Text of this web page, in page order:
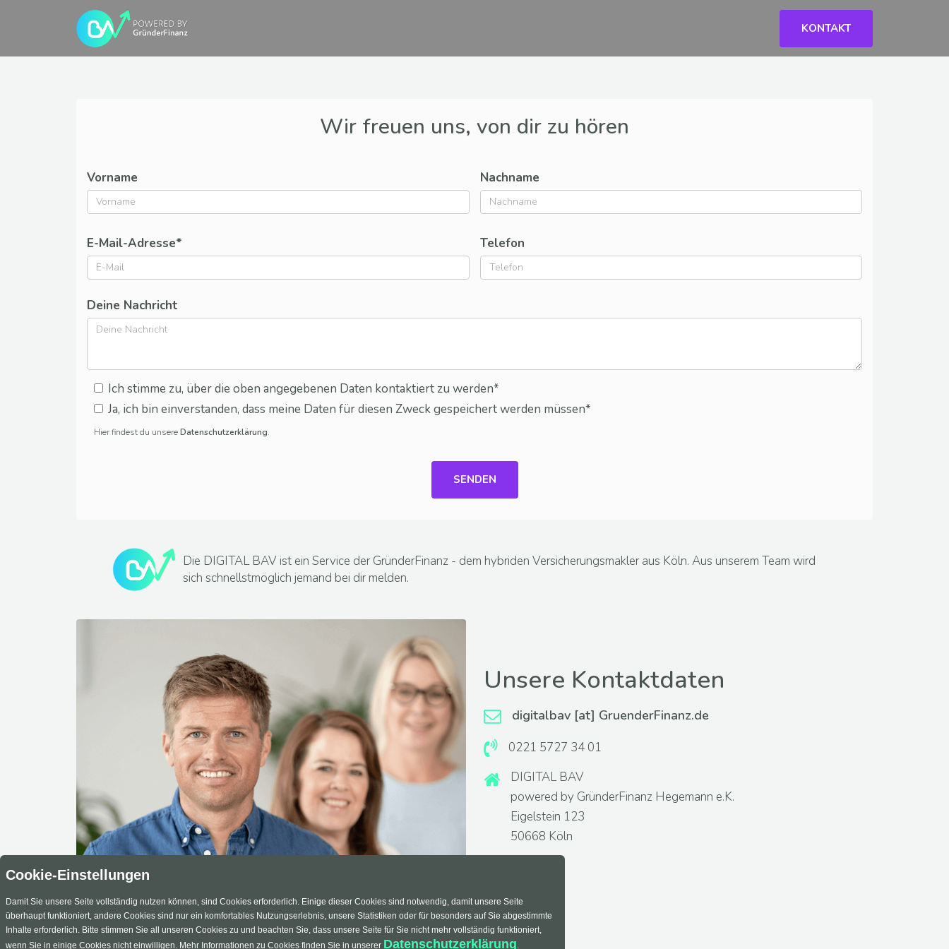
KONTAKT
Wir freuen uns, von dir zu hören
Vorname Nachname
E-Mail-Adresse* Telefon
Deine Nachricht
Ich stimme zu, über die oben angegebenen Daten kontaktiert zu werden*
Ja, ich bin einverstanden, dass meine Daten für diesen Zweck gespeichert werden müssen*
Hier findest du unsereDatenschutzerklärung.
SENDEN
Die DIGITAL BAV ist ein Service der GründerFinanz - dem hybriden Versicherungsmakler aus Köln. Aus unserem Team wird
sich schnellstmöglich jemand bei dir melden.
Unsere Kontaktdaten
digitalbav [at] GruenderFinanz.de
0221 5727 34 01
DIGITAL BAV
powered by GründerFinanz Hegemann e.K.
Eigelstein 123
50668 Köln
Cookie-Einstellungen
Damit Sie unsere Seite vollständig nutzen können, sind Cookies erforderlich. Einige dieser Cookies sind notwendig, damit unsere Seite
überhaupt funktioniert, andere Cookies sind nur ein komfortables Nutzungserlebnis, unsere Statistiken oder für besonders auf Sie abgestimmte
Inhalte erforderlich. Bitte stimmen Sie all unseren Cookies zu und beachten Sie, dass unsere Seite für Sie nicht mehr vollständig funktioniert,
wenn Sie in einige Cookies nicht einwilligen. Mehr Informationen zu Cookies finden Sie in unserer Datenschutzerklärung.